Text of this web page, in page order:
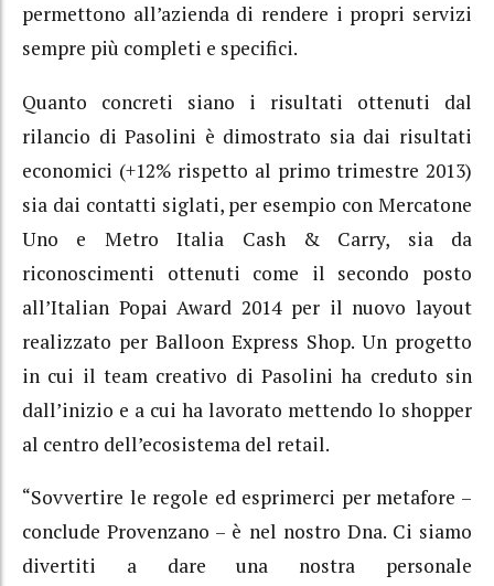
permettono all’azienda di rendere i propri servizi
sempre più completi e specifici.
Quanto concreti siano i risultati ottenuti dal
rilancio di Pasolini è dimostrato sia dai risultati
economici (+12% rispetto al primo trimestre 2013)
sia dai contatti siglati, per esempio con Mercatone
Uno e Metro Italia Cash & Carry, sia da
riconoscimenti ottenuti come il secondo posto
all’Italian Popai Award 2014 per il nuovo layout
realizzato per Balloon Express Shop. Un progetto
in cui il team creativo di Pasolini ha creduto sin
dall’inizio e a cui ha lavorato mettendo lo shopper
al centro dell’ecosistema del retail.
“Sovvertire le regole ed esprimerci per metafore –
conclude Provenzano – è nel nostro Dna. Ci siamo
divertiti a dare una nostra personale